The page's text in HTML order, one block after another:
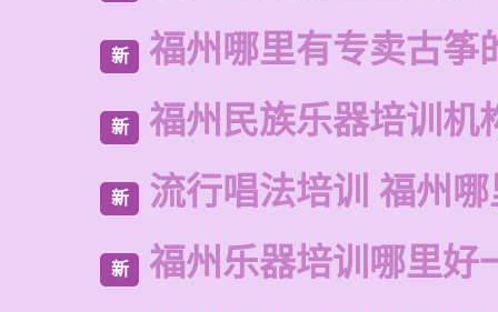
新 福州哪里有专卖古筝
新 福州民族乐器培训机
新 流行唱法培训 福州
新 福州乐器培训哪里好